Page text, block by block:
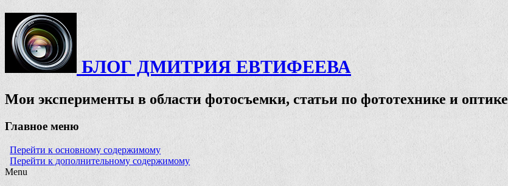
БЛОГ ДМИТРИЯ ЕВТИФЕЕВА
Мои эксперименты в области фотосъемки, статьи по фототехнике и оптике
Главное меню
Перейти к основному содержимому
Перейти к дополнительному содержимому
Menu